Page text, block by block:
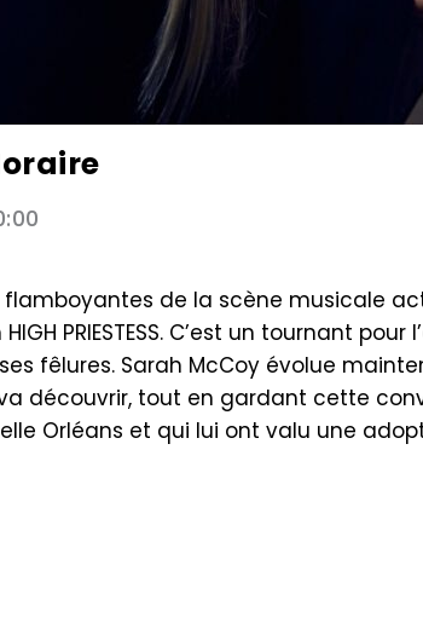
de la scène musicale
PRIESTESS. C’est un tournant
fêlures. Sarah McCoy évolue
découvrir, tout en gardant cette
Orléans et qui lui ont valu une